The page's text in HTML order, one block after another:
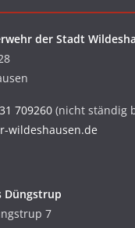
der Stadt
709260 (nicht ständig
wildeshausen.de
Düngstrup
7